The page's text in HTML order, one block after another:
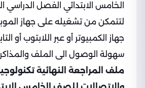
الخامس الابتدائي الفصل الدراسي
لتتمكن من تشغيله على جهاز
جهاز الكمبيوتر أو عبر اللابتوب أو
سهولة الوصول الى الملف
ملف المراجعة النهائية